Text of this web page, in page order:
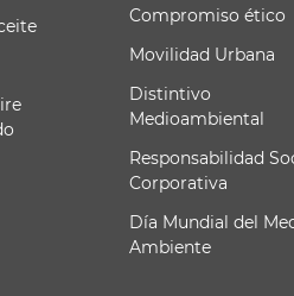
Compromiso ético
Movilidad Urbana
Distintivo
Medioambiental
Responsabilidad
Corporativa
Día Mundial del
Ambiente